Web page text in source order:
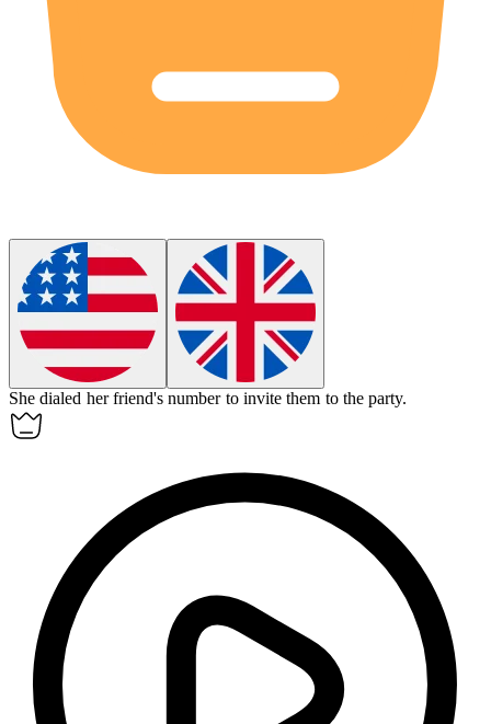
Shedialed her friend's number to invite them to the party.